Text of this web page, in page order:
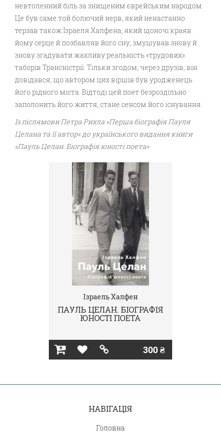
невтоленний біль за знищеним єврейським народом.
Це був саме той болючий нерв, який ненастанно
терзав також Ізраеля Халфена, який щоночі краяв
йому серце й позбавляв його сну, змушував знову й
знову згадувати жахливу реальність «трудових»
таборів Трансністрії. Тільки згодом, через друзів, він
довідався, що автором цих віршів був уродженець
його рідного міста. Відтоді цей поет безроздільно
заполонить його життя, стане сенсом його існування.
Із післямови Петра Рихла «Перша біографія Пауля
Целана та її автор» до українського видання книги
«Пауль Целан. Біографія юності поета»
Ізраель Халфен
ПАУЛЬ ЦЕЛАН. БІОГРАФІЯ
ЮНОСТІ ПОЕТА
300 ₴
НАВІГАЦІЯ
Головна